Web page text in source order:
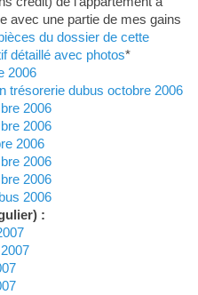
avec une partie de mes gains
du dossier de cette
détaillé avec photos*
2006
trésorerie dubus octobre 2006
2006
2006
2006
2006
2006
2006
: